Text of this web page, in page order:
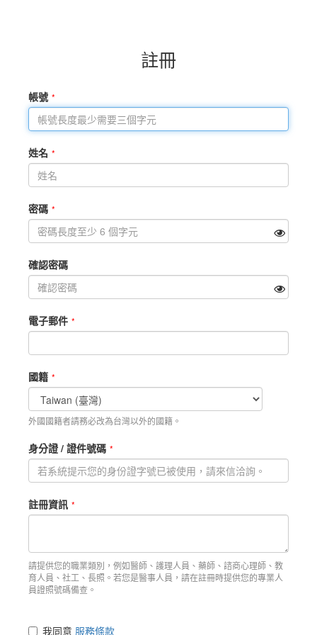
註冊
帳號
姓名
密碼
確認密碼
電子郵件
國籍
外國國籍者請務必改為台灣以外的國籍。
身分證 / 證件號碼
註冊資訊
請提供您的職業類別，例如醫師、護理人員、藥師、諮商心理師、教
育人員、社工、長照。若您是醫事人員，請在註冊時提供您的專業人
員證照號碼備查。
我同意 服務條款